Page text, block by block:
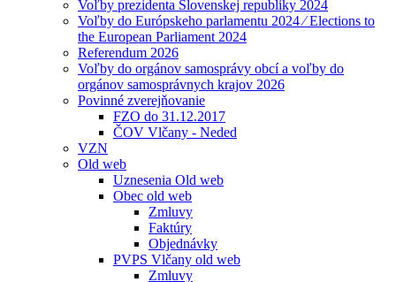
Voľby prezidenta Slovenskej republiky 2024
Voľby do Európskeho parlamentu 2024 ⁄ Elections to
the European Parliament 2024
Referendum 2026
Voľby do orgánov samosprávy obcí a voľby do
orgánov samosprávnych krajov 2026
Povinné zverejňovanie
FZO do 31.12.2017
ČOV Vlčany - Neded
VZN
Old web
Uznesenia Old web
Obec old web
Zmluvy
Faktúry
Objednávky
PVPS Vlčany old web
Zmluvy